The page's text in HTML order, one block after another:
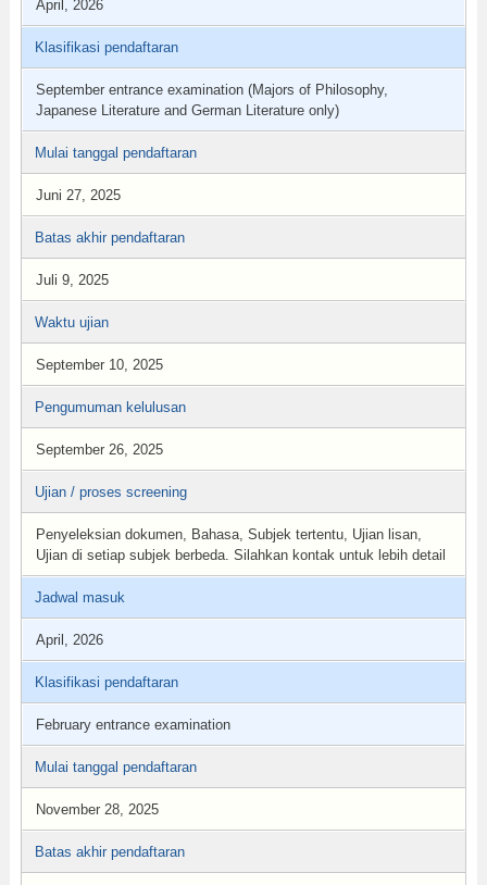
April, 2026
Klasifikasi pendaftaran
September entrance examination (Majors of Philosophy,
Japanese Literature and German Literature only)
Mulai tanggal pendaftaran
Juni 27, 2025
Batas akhir pendaftaran
Juli 9, 2025
Waktu ujian
September 10, 2025
Pengumuman kelulusan
September 26, 2025
Ujian / proses screening
Penyeleksian dokumen, Bahasa, Subjek tertentu, Ujian lisan,
Ujian di setiap subjek berbeda. Silahkan kontak untuk lebih detail
Jadwal masuk
April, 2026
Klasifikasi pendaftaran
February entrance examination
Mulai tanggal pendaftaran
November 28, 2025
Batas akhir pendaftaran